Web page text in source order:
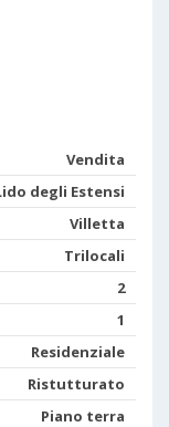
Vendita
degli Estensi
Villetta
Trilocali
2
1
Residenziale
Ristutturato
Piano terra